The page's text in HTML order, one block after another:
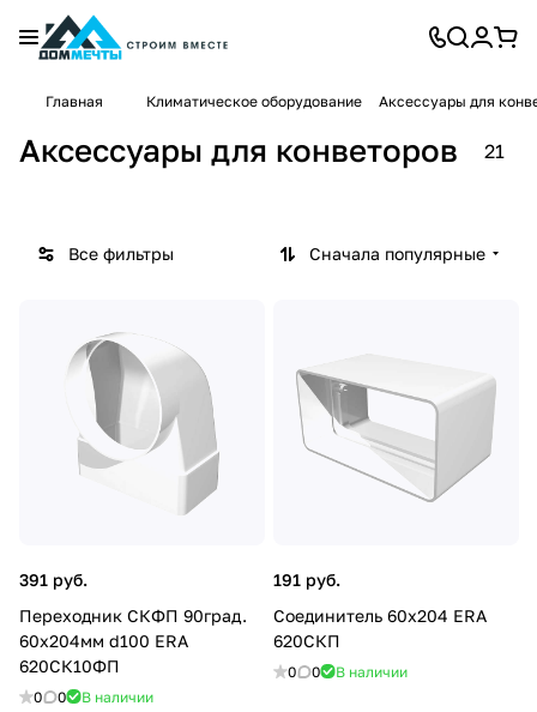
Главная Климатическое оборудование Аксессуары для
Аксессуары для конветоров 21
суары
систе
ляции
товаров
Все фильтры Сначала популярные
391 руб.
Переходник СКФП 90град.
60х204мм d100 ERA
620СК10ФП
0 0 В наличии
191 руб.
Соединитель 60х204 ERA
620СКП
0 0 В наличии